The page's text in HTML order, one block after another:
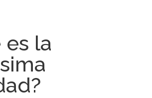
es la